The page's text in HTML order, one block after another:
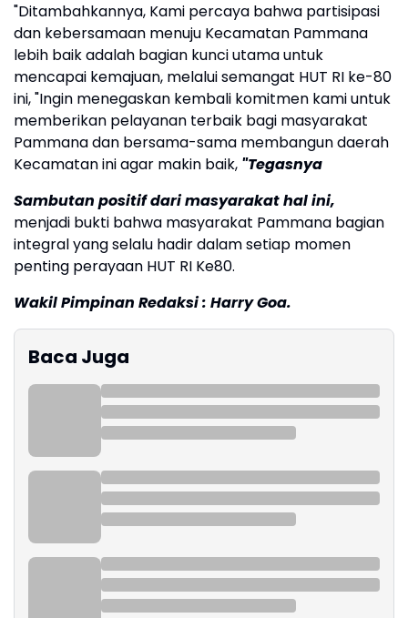
"Ditambahkannya, Kami percaya bahwa partisipasi
dan kebersamaan menuju Kecamatan Pammana
lebih baik adalah bagian kunci utama untuk
mencapai kemajuan, melalui semangat HUT RI ke-80
ini, "Ingin menegaskan kembali komitmen kami untuk
memberikan pelayanan terbaik bagi masyarakat
Pammana dan bersama-sama membangun daerah
Kecamatan ini agar makin baik, "Tegasnya
Sambutan positif dari masyarakat hal ini,
menjadi bukti bahwa masyarakat Pammana bagian
integral yang selalu hadir dalam setiap momen
penting perayaan HUT RI Ke80.
Wakil Pimpinan Redaksi : Harry Goa.
Baca Juga